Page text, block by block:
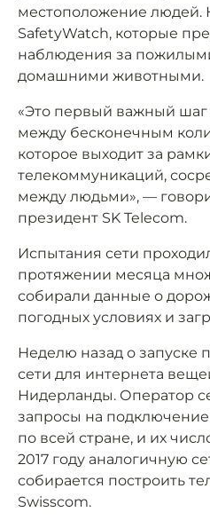
местоположение людей.
SafetyWatch, которые
наблюдения за
домашними животными.
«Это первый важный
между бесконечным
которое выходит за
телекоммуникаций,
между людьми», —
президент SK Telecom.
Испытания сети
протяжении месяца
собирали данные о
погодных условиях и
Неделю назад о запуске
сети для интернета
Нидерланды. Оператор
запросы на подключение
по всей стране, и их
2017 году аналогичную
собирается построить
Swisscom.